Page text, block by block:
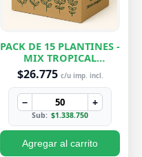
PACK DE 15 PLANTINES -
MIX TROPICAL
EXCLUSIVOS
$26.775 c/u imp. incl.
− +
Sub: $1.338.750
Agregar al carrito